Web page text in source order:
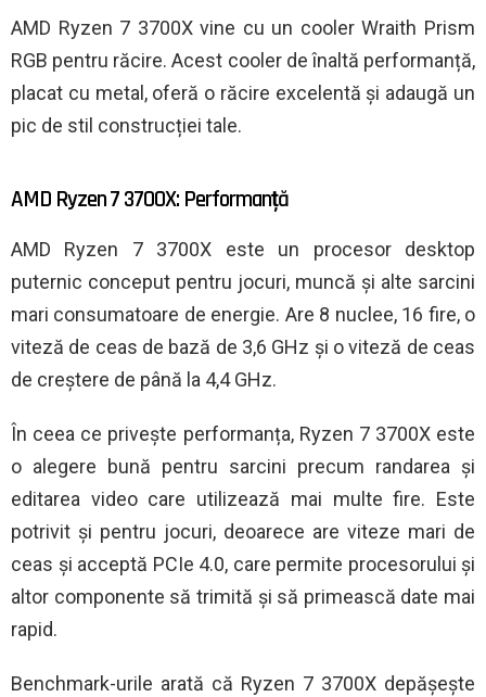
AMD Ryzen 7 3700X vine cu un cooler Wraith Prism
RGB pentru răcire. Acest cooler de înaltă performanță,
placat cu metal, oferă o răcire excelentă și adaugă un
pic de stil construcției tale.
AMD Ryzen 7 3700X: Performanță
AMD Ryzen 7 3700X este un procesor desktop
puternic conceput pentru jocuri, muncă și alte sarcini
mari consumatoare de energie. Are 8 nuclee, 16 fire, o
viteză de ceas de bază de 3,6 GHz și o viteză de ceas
de creștere de până la 4,4 GHz.
În ceea ce privește performanța, Ryzen 7 3700X este
o alegere bună pentru sarcini precum randarea și
editarea video care utilizează mai multe fire. Este
potrivit și pentru jocuri, deoarece are viteze mari de
ceas și acceptă PCIe 4.0, care permite procesorului și
altor componente să trimită și să primească date mai
rapid.
Benchmark-urile arată că Ryzen 7 3700X depășește